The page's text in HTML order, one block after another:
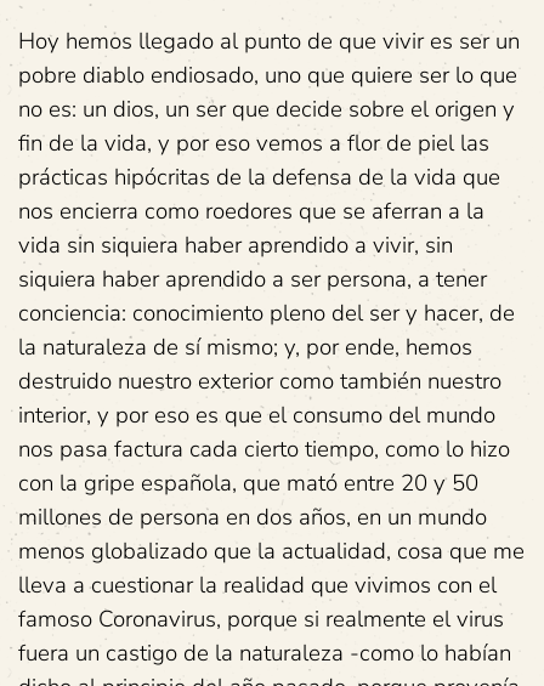
Hoy hemos llegado al punto de que vivir es ser un
pobre diablo endiosado, uno que quiere ser lo que
no es: un dios, un ser que decide sobre el origen y
fin de la vida, y por eso vemos a flor de piel las
prácticas hipócritas de la defensa de la vida que
nos encierra como roedores que se aferran a la
vida sin siquiera haber aprendido a vivir, sin
siquiera haber aprendido a ser persona, a tener
conciencia: conocimiento pleno del ser y hacer, de
la naturaleza de sí mismo; y, por ende, hemos
destruido nuestro exterior como también nuestro
interior, y por eso es que el consumo del mundo
nos pasa factura cada cierto tiempo, como lo hizo
con la gripe española, que mató entre 20 y 50
millones de persona en dos años, en un mundo
menos globalizado que la actualidad, cosa que me
lleva a cuestionar la realidad que vivimos con el
famoso Coronavirus, porque si realmente el virus
fuera un castigo de la naturaleza -como lo habían